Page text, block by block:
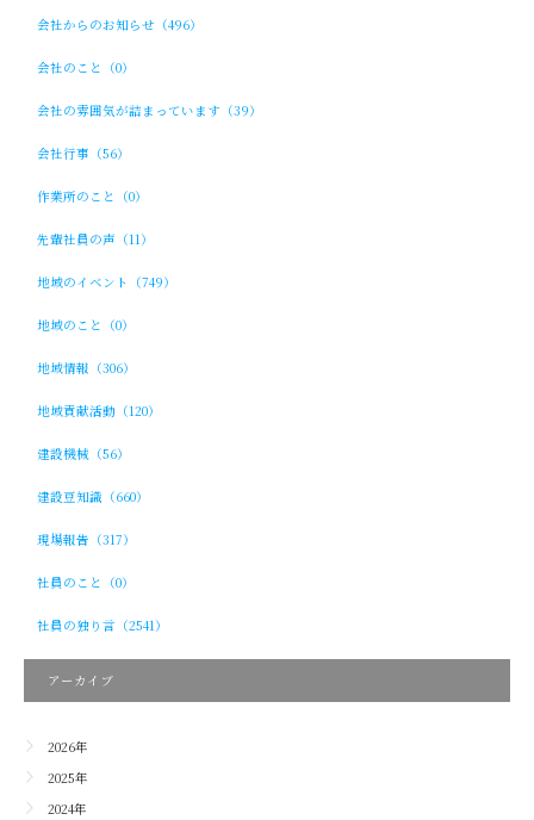
会社からのお知らせ（496）
会社のこと（0）
会社の雰囲気が詰まっています（39）
会社行事（56）
作業所のこと（0）
先輩社員の声（11）
地域のイベント（749）
地域のこと（0）
地域情報（306）
地域貢献活動（120）
建設機械（56）
建設豆知識（660）
現場報告（317）
社員のこと（0）
社員の独り言（2541）
アーカイブ
2026年
2025年
2024年